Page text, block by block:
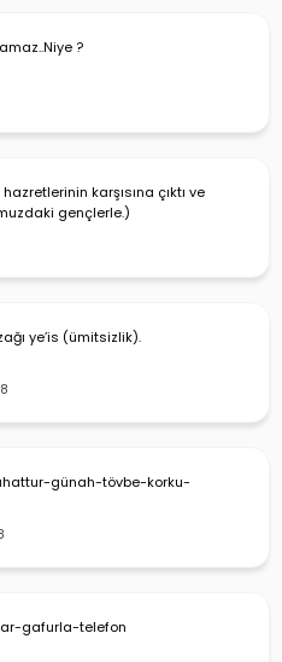
?
karşısına çıktı ve
gençlerle.)
ye’is (ümitsizlik).
günah-tövbe-korku-
gafurla-telefon